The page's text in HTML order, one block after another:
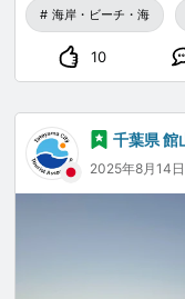
火はなんと1時間も
ト（例えば年越し
にとても驚きまし
あちこちに花開く
いほどで、新鮮で
ため、みんなほと
よかったです。そ
しれ、館山の花火
海岸・ビーチ・海
10
千葉県 館
2025年8月14日